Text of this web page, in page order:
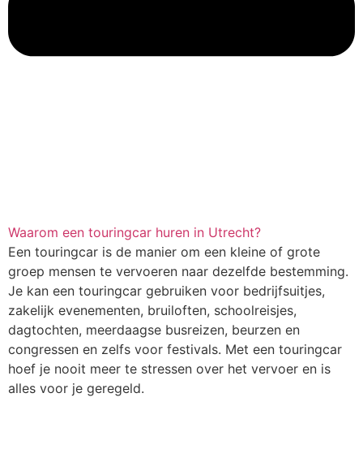
Waarom een touringcar huren in Utrecht?
Een touringcar is de manier om een kleine of grote
groep mensen te vervoeren naar dezelfde bestemming.
Je kan een touringcar gebruiken voor bedrijfsuitjes,
zakelijk evenementen, bruiloften, schoolreisjes,
dagtochten, meerdaagse busreizen, beurzen en
congressen en zelfs voor festivals. Met een touringcar
hoef je nooit meer te stressen over het vervoer en is
alles voor je geregeld.